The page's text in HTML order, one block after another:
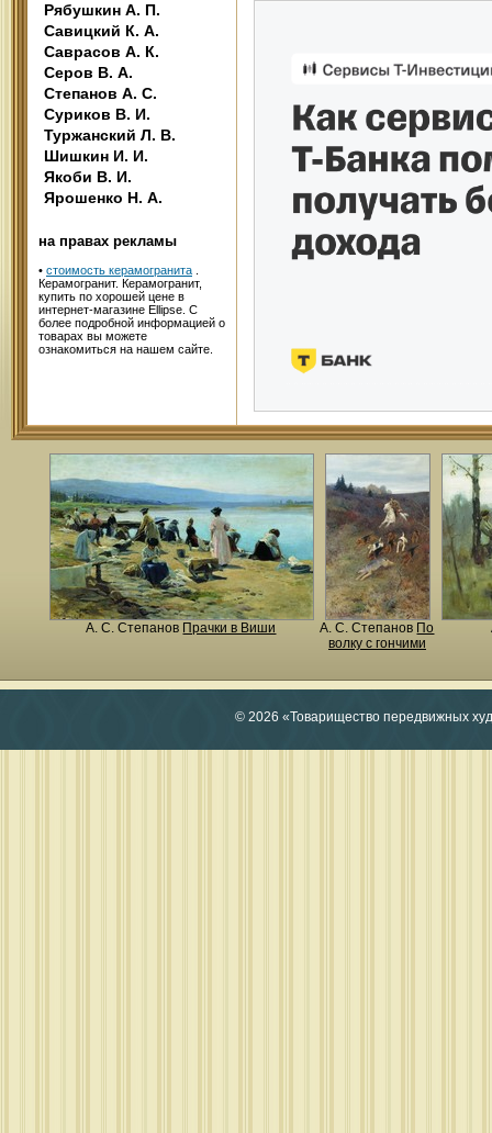
Рябушкин А. П.
Савицкий К. А.
Саврасов А. К.
Серов В. А.
Степанов А. С.
Суриков В. И.
Туржанский Л. В.
Шишкин И. И.
Якоби В. И.
Ярошенко Н. А.
на правах рекламы
• стоимость керамогранита
Керамогранит. Керамогранит,
купить по хорошей цене в
интернет-магазине Ellipse. С
более подробной информацией о
товарах вы можете
ознакомиться на нашем сайте.
А. С. Степанов Прачки в Виши А. С. Степанов По
волку с гончими
© 2026 «Товарищество передвижных